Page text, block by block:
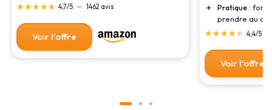
★★★★★
★★★★★ 4,7/5 — 1462 avis
Voir l'offre
＋
Pratique :
prendre au
★★★★★
★★★★★ 4,4/5
Voir l'offre